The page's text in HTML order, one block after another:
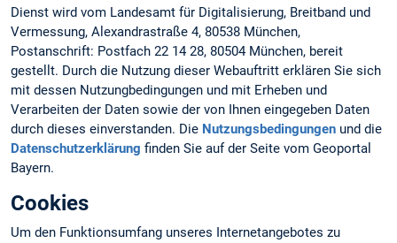
Dienst wird vom Landesamt für Digitalisierung, Breitband und
Vermessung, Alexandrastraße 4, 80538 München,
Postanschrift: Postfach 22 14 28, 80504 München, bereit
gestellt. Durch die Nutzung dieser Webauftritt erklären Sie sich
mit dessen Nutzungbedingungen und mit Erheben und
Verarbeiten der Daten sowie der von Ihnen eingegeben Daten
durch dieses einverstanden. Die Nutzungsbedingungen und die
Datenschutzerklärung finden Sie auf der Seite vom Geoportal
Bayern.
Cookies
Um den Funktionsumfang unseres Internetangebotes zu